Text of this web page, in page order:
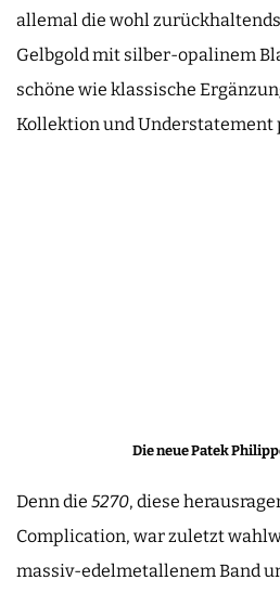
allemal die wohl
Gelbgold mit silber-opalinem
schöne wie klassische
Kollektion und Understatement
Die neue Patek
Denn die 5270, diese
Complication, war zuletzt
massiv-edelmetallenem Band